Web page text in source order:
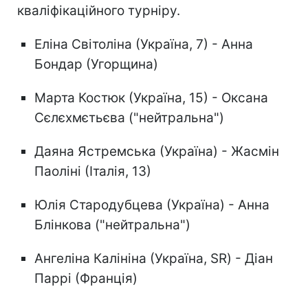
кваліфікаційного турніру.
Еліна Світоліна (Україна, 7) - Анна
Бондар (Угорщина)
Марта Костюк (Україна, 15) - Оксана
Сєлєхмєтьєва ("нейтральна")
Даяна Ястремська (Україна) - Жасмін
Паоліні (Італія, 13)
Юлія Стародубцева (Україна) - Анна
Блінкова ("нейтральна")
Ангеліна Калініна (Україна, SR) - Діан
Паррі (Франція)